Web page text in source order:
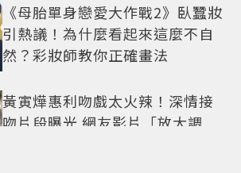
《母胎單身戀愛大作戰2》臥蠶妝
引熱議！為什麼看起來這麼不自
然？彩妝師教你正確畫法
黃寅燁惠利吻戲太火辣！深情接
吻片段曝光 網友影片「放大調